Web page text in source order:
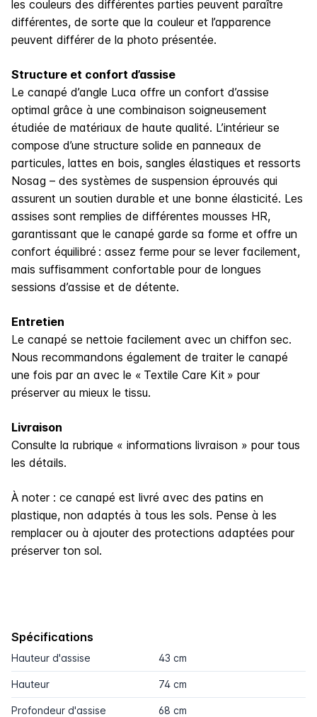
les couleurs des différentes parties peuvent paraître
différentes, de sorte que la couleur et l’apparence
peuvent différer de la photo présentée.
Structure et confort d’assise
Le canapé d’angle Luca offre un confort d’assise
optimal grâce à une combinaison soigneusement
étudiée de matériaux de haute qualité. L’intérieur se
compose d’une structure solide en panneaux de
particules, lattes en bois, sangles élastiques et ressorts
Nosag – des systèmes de suspension éprouvés qui
assurent un soutien durable et une bonne élasticité. Les
assises sont remplies de différentes mousses HR,
garantissant que le canapé garde sa forme et offre un
confort équilibré : assez ferme pour se lever facilement,
mais suffisamment confortable pour de longues
sessions d’assise et de détente.
Entretien
Le canapé se nettoie facilement avec un chiffon sec.
Nous recommandons également de traiter le canapé
une fois par an avec le « Textile Care Kit » pour
préserver au mieux le tissu.
Livraison
Consulte la rubrique « informations livraison » pour tous
les détails.
À noter : ce canapé est livré avec des patins en
plastique, non adaptés à tous les sols. Pense à les
remplacer ou à ajouter des protections adaptées pour
préserver ton sol.
Spécifications
Hauteur d'assise 43 cm
Hauteur 74 cm
Profondeur d'assise 68 cm